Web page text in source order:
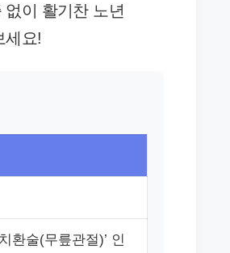
없이 활기찬 노년
세요!
환술(무릎관절)’ 인